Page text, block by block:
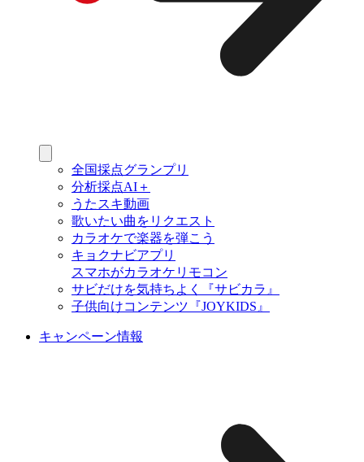
全国採点グランプリ
分析採点AI＋
うたスキ動画
歌いたい曲をリクエスト
カラオケで楽器を弾こう
キョクナビアプリ
スマホがカラオケリモコン
サビだけを気持ちよく『サビカラ』
子供向けコンテンツ『JOYKIDS』
キャンペーン情報